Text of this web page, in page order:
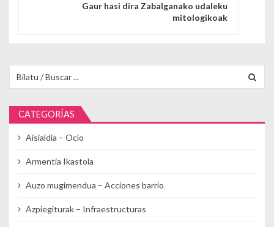
Gaur hasi dira Zabalganako udaleku
mitologikoak
CATEGORÍAS
Aisialdia – Ocio
Armentia Ikastola
Auzo mugimendua – Acciones barrio
Azpiegiturak – Infraestructuras